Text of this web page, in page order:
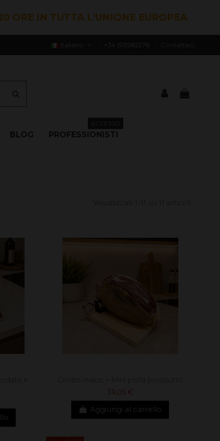
ORE IN TUTTA L'UNIONE EUROPEA
Italiano +34 613982278 Contattaci
BLOG PROFESSIONISTI
ACCESSO
39,05 €
Aggiungi al carrello